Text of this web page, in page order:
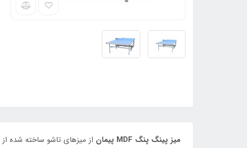
میز پینگ پنگ MDF پیمان از میزهای تاشو ساخته شده از